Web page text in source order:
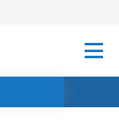
ПоддержкаHRКонтакты